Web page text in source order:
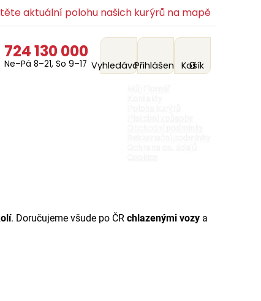
aktuální polohu našich kurýrů na mapě
724 130 000
Ne–Pá 8–21, So 9–17 VyhledáváníPřihlášení 0
Košík
. Doručujeme všude po ČR chlazenými vozya